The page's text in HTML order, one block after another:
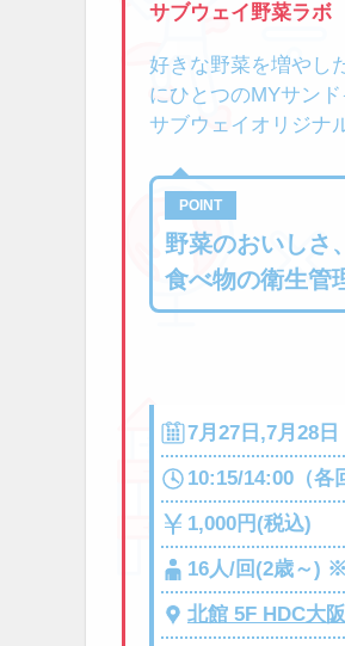
サブウェイ野菜ラ
好きな野菜を増やし
にひとつのMYサン
サブウェイオリジナ
野菜のおいしさ
食べ物の衛生管
7月27日,7月28日
10:15/14:00（各
1,000円(税込)
16人/回(2歳～)
北館 5F HDC大